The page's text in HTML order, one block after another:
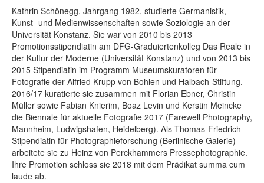
Kathrin Schönegg, Jahrgang 1982, studierte Germanistik,
Kunst- und Medienwissenschaften sowie Soziologie an der
Universität Konstanz. Sie war von 2010 bis 2013
Promotionsstipendiatin am DFG-Graduiertenkolleg Das Reale in
der Kultur der Moderne (Universität Konstanz) und von 2013 bis
2015 Stipendiatin im Programm Museumskuratoren für
Fotografie der Alfried Krupp von Bohlen und Halbach-Stiftung.
2016/17 kuratierte sie zusammen mit Florian Ebner, Christin
Müller sowie Fabian Knierim, Boaz Levin und Kerstin Meincke
die Biennale für aktuelle Fotografie 2017 (Farewell Photography,
Mannheim, Ludwigshafen, Heidelberg). Als Thomas-Friedrich-
Stipendiatin für Photographieforschung (Berlinische Galerie)
arbeitete sie zu Heinz von Perckhammers Pressephotographie.
Ihre Promotion schloss sie 2018 mit dem Prädikat summa cum
laude ab.